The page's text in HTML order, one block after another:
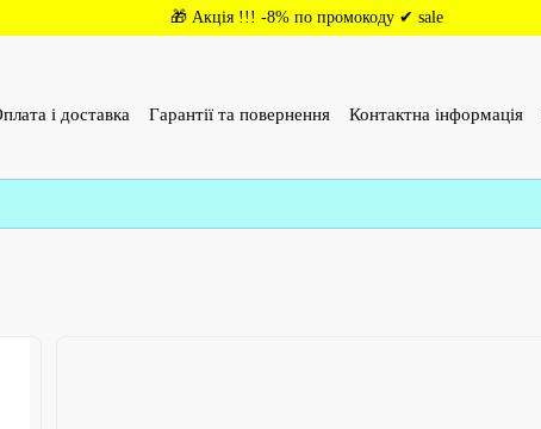
🎁 Акція !!! -8% по промокоду ✔ sale
і доставка Гарантії та повернення Контактна інформація